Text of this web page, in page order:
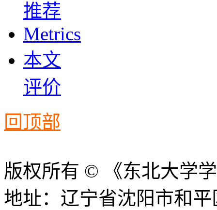
推荐
Metrics
本文
评价
回顶部
版权所有 © 《东北大学
地址：辽宁省沈阳市和